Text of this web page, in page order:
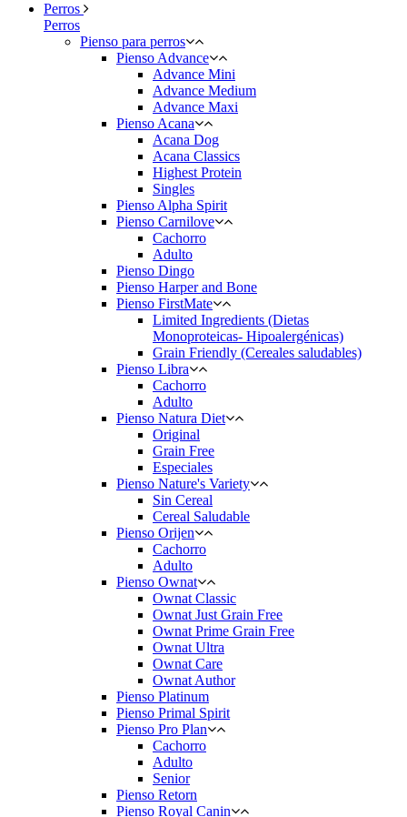
Perros
Perros
Pienso para perros
Pienso Advance
Advance Mini
Advance Medium
Advance Maxi
Pienso Acana
Acana Dog
Acana Classics
Highest Protein
Singles
Pienso Alpha Spirit
Pienso Carnilove
Cachorro
Adulto
Pienso Dingo
Pienso Harper and Bone
Pienso FirstMate
Limited Ingredients (Dietas
Monoproteicas- Hipoalergénicas)
Grain Friendly (Cereales saludables)
Pienso Libra
Cachorro
Adulto
Pienso Natura Diet
Original
Grain Free
Especiales
Pienso Nature's Variety
Sin Cereal
Cereal Saludable
Pienso Orijen
Cachorro
Adulto
Pienso Ownat
Ownat Classic
Ownat Just Grain Free
Ownat Prime Grain Free
Ownat Ultra
Ownat Care
Ownat Author
Pienso Platinum
Pienso Primal Spirit
Pienso Pro Plan
Cachorro
Adulto
Senior
Pienso Retorn
Pienso Royal Canin